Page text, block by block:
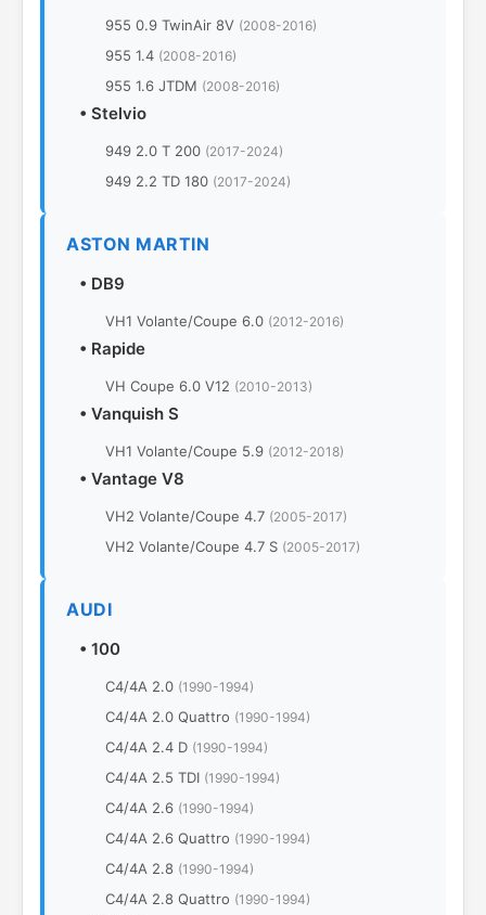
955 0.9 TwinAir 8V (2008-2016)
955 1.4 (2008-2016)
955 1.6 JTDM (2008-2016)
• Stelvio
949 2.0 T 200 (2017-2024)
949 2.2 TD 180 (2017-2024)
ASTON MARTIN
• DB9
VH1 Volante/Coupe 6.0 (2012-2016)
• Rapide
VH Coupe 6.0 V12 (2010-2013)
• Vanquish S
VH1 Volante/Coupe 5.9 (2012-2018)
• Vantage V8
VH2 Volante/Coupe 4.7 (2005-2017)
VH2 Volante/Coupe 4.7 S (2005-2017)
AUDI
• 100
C4/4A 2.0 (1990-1994)
C4/4A 2.0 Quattro (1990-1994)
C4/4A 2.4 D (1990-1994)
C4/4A 2.5 TDI (1990-1994)
C4/4A 2.6 (1990-1994)
C4/4A 2.6 Quattro (1990-1994)
C4/4A 2.8 (1990-1994)
C4/4A 2.8 Quattro (1990-1994)